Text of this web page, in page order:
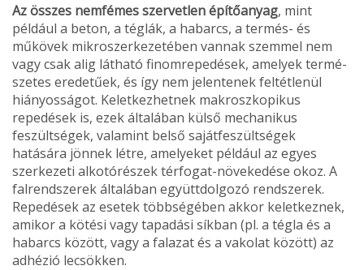
Az összes nemfémes szervetlen építőanyag, mint
például a beton, a téglák, a habarcs, a termés- és
műkövek mikroszerkezetében vannak szemmel nem
vagy csak alig látható finomrepedések, amelyek termé­
szetes eredetűek, és így nem jelentenek feltétlenül
hiányosságot. Keletkezhetnek makroszkopikus
repedések is, ezek általában külső mechanikus
feszültségek, valamint belső sajátfeszültségek
hatására jönnek létre, amelyeket például az egyes
szerkezeti alkotórészek térfogat-növekedése okoz. A
falrendszerek általában együttdolgozó rend­szerek.
Repedések az esetek többségében akkor keletkeznek,
amikor a kötési vagy tapadási síkban (pl. a tégla és a
habarcs között, vagy a falazat és a vakolat között) az
adhézió lecsökken.